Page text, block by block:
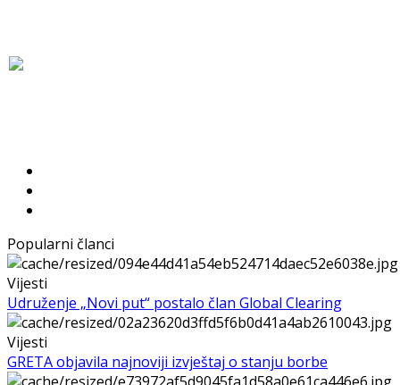
Popularni članci
Vijesti
Udruženje „Novi put“ postalo član Global Clearing
Vijesti
GRETA objavila najnoviji izvještaj o stanju borbe